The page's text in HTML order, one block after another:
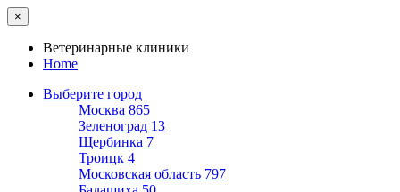
×
Ветеринарные клиники
Home
Выберите город
Москва 865
Зеленоград 13
Щербинка 7
Троицк 4
Московская область 797